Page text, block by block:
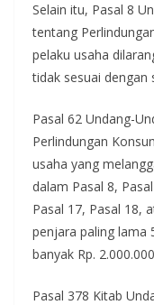
Selain itu, Pasal 8
tentang
pelaku usaha
tidak sesuai dengan
Pasal 62 Undang-
Perlindungan
usaha yang
dalam Pasal 8,
Pasal 17, Pasal 18,
penjara paling lama
banyak Rp.
Pasal 378 Kitab